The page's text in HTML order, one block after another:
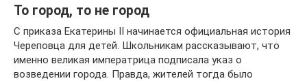
То город, то не город
С приказа Екатерины II начинается официальная история
Череповца для детей. Школьникам рассказывают, что
именно великая императрица подписала указ о
возведении города. Правда, жителей тогда было